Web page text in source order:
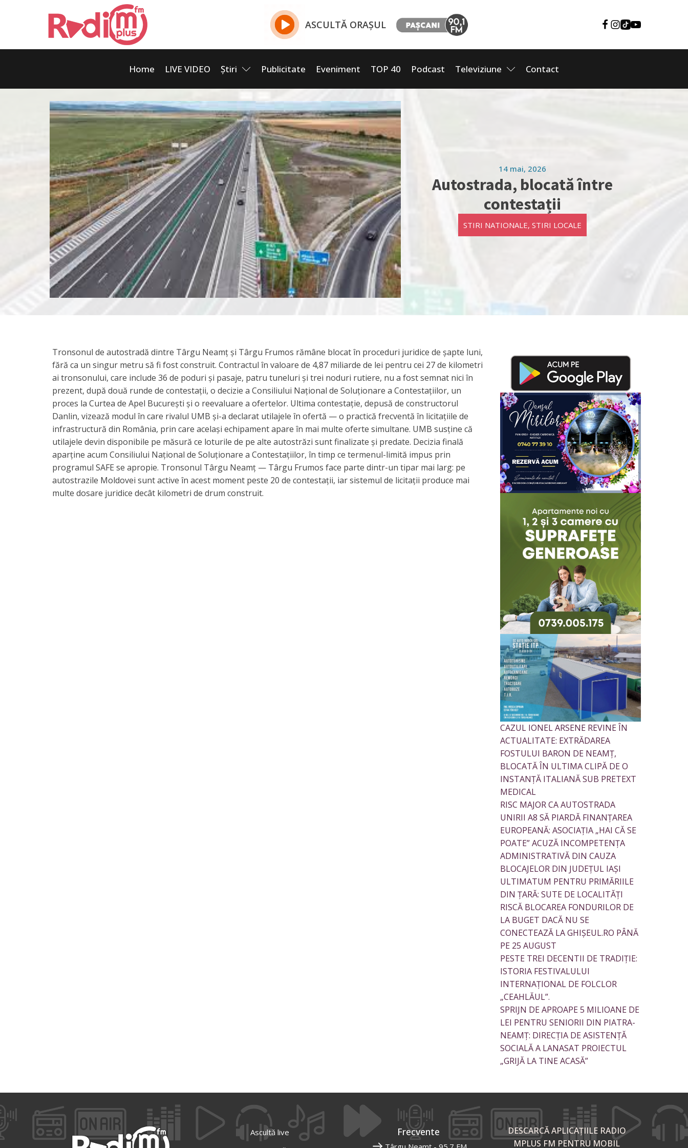
ASCULTĂ ORAȘUL
Home LIVE VIDEO Știri Publicitate Eveniment TOP 40 Podcast Televiziune Contact
14 mai, 2026
Autostrada, blocată între
contestații
STIRI NATIONALE, STIRI LOCALE
Tronsonul de autostradă dintre Târgu Neamț și Târgu Frumos rămâne blocat în proceduri juridice de șapte luni,
fără ca un singur metru să fi fost construit. Contractul în valoare de 4,87 miliarde de lei pentru cei 27 de kilometri
ai tronsonului, care include 36 de poduri și pasaje, patru tuneluri și trei noduri rutiere, nu a fost semnat nici în
prezent, după două runde de contestații, o decizie a Consiliului Național de Soluționare a Contestațiilor, un
proces la Curtea de Apel București și o reevaluare a ofertelor. Ultima contestație, depusă de constructorul
Danlin, vizează modul în care rivalul UMB și-a declarat utilajele în ofertă — o practică frecventă în licitațiile de
infrastructură din România, prin care același echipament apare în mai multe oferte simultane. UMB susține că
utilajele devin disponibile pe măsură ce loturile de pe alte autostrăzi sunt finalizate și predate. Decizia finală
aparține acum Consiliului Național de Soluționare a Contestațiilor, în timp ce termenul-limită impus prin
programul SAFE se apropie. Tronsonul Târgu Neamț — Târgu Frumos face parte dintr-un tipar mai larg: pe
autostrazile Moldovei sunt active în acest moment peste 20 de contestații, iar sistemul de licitații produce mai
multe dosare juridice decât kilometri de drum construit.
CAZUL IONEL ARSENE REVINE ÎN
ACTUALITATE: EXTRĂDAREA
FOSTULUI BARON DE NEAMȚ,
BLOCATĂ ÎN ULTIMA CLIPĂ DE O
INSTANȚĂ ITALIANĂ SUB PRETEXT
MEDICAL
RISC MAJOR CA AUTOSTRADA
UNIRII A8 SĂ PIARDĂ FINANȚAREA
EUROPEANĂ: ASOCIAȚIA „HAI CĂ SE
POATE” ACUZĂ INCOMPETENȚA
ADMINISTRATIVĂ DIN CAUZA
BLOCAJELOR DIN JUDEȚUL IAȘI
ULTIMATUM PENTRU PRIMĂRIILE
DIN ȚARĂ: SUTE DE LOCALITĂȚI
RISCĂ BLOCAREA FONDURILOR DE
LA BUGET DACĂ NU SE
CONECTEAZĂ LA GHIȘEUL.RO PÂNĂ
PE 25 AUGUST
PESTE TREI DECENTII DE TRADIȚIE:
ISTORIA FESTIVALULUI
INTERNAȚIONAL DE FOLCLOR
„CEAHLĂUL”.
SPRIJN DE APROAPE 5 MILIOANE DE
LEI PENTRU SENIORII DIN PIATRA-
NEAMȚ: DIRECȚIA DE ASISTENȚĂ
SOCIALĂ A LANASAT PROIECTUL
„GRIJĂ LA TINE ACASĂ”
Ascultă live
Frecvente
DESCARCĂ APLICAȚIILE RADIO
MPLUS FM PENTRU MOBIL